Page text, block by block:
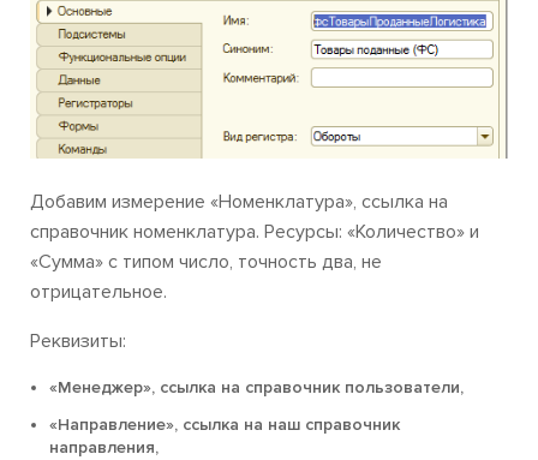
Добавим измерение «Номенклатура», ссылка на
справочник номенклатура. Ресурсы: «Количество» и
«Сумма» с типом число, точность два, не
отрицательное.
Реквизиты:
«Менеджер», ссылка на справочник пользователи,
«Направление», ссылка на наш справочник
направления,